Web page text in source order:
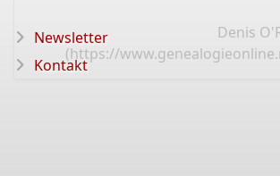
Denis
(https://
Newsletter
Kontakt